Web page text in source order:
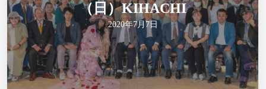
（日）KIHACHI
2020年7月7日